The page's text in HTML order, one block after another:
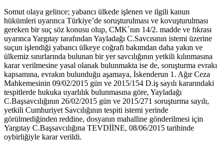
Somut olaya gelince; yabancı ülkede işlenen ve ilgili kanun
hükümleri uyarınca Türkiye’de soruşturulması ve kovuşturulması
gereken bir suç söz konusu olup, CMK`nın 14/2. madde ve fıkrası
uyarınca Yargıtay tarafından Yayladağı C.Savcısının istemi üzerine
suçun işlendiği yabancı ülkeye coğrafi bakımdan daha yakın ve
ülkemiz sınırlarında bulunan bir yer savcılığının yetkili kılınmasına
karar verilmesine yasal olanak bulunmakta ise de, soruşturma evrakı
kapsamına, evrakın bulunduğu aşamaya, İskenderun 1. Ağır Ceza
Mahkemesinin 09/02/2015 gün ve 2015/154 D.iş sayılı kararındaki
tespitlerde hukuka uyarlılık bulunmasına göre, Yayladağı
C.Başsavcılığının 26/02/2015 gün ve 2015/271 soruşturma sayılı,
yetkili Cumhuriyet Savcılığının tespiti istemi yerinde
görülmediğinden reddine, dosyanın mahalline gönderilmesi için
Yargıtay C.Başsavcılığına TEVDİİNE, 08/06/2015 tarihinde
oybirliğiyle karar verildi.